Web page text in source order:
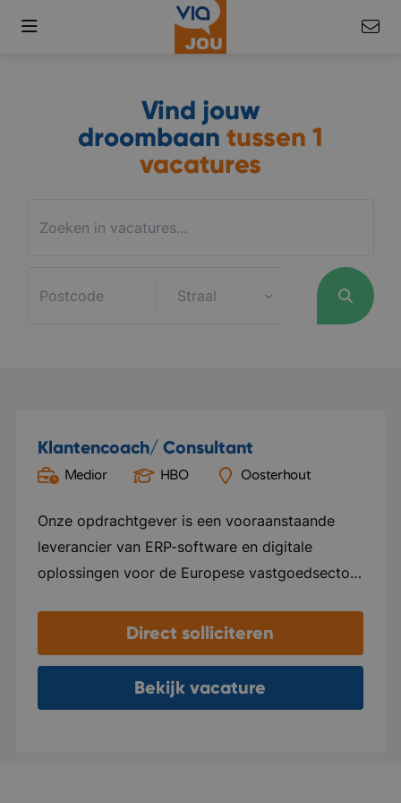
Vind jouw
droombaan tussen 1
vacatures
Klantencoach/ Consultant
Medior HBO Oosterhout
Onze opdrachtgever is een vooraanstaande
leverancier van ERP-software en digitale
oplossingen voor de Europese vastgoedsector
klanten verspreid over Duitsland, Frankrijk, het
Verenigd Koninkrijk, Nederland, Oostenrijk en
Scandinavië. Hiermee zijn zij marktleider in hun
sector. In Nederland gebruiken zo’n 41.000+
Direct solliciteren
Bekijk vacature